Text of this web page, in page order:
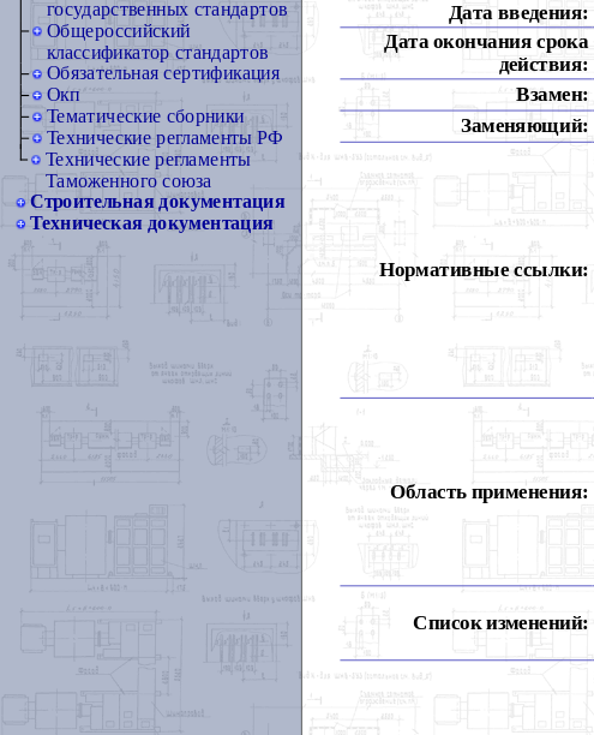
государственных стандартов
Общероссийский
классификатор стандартов
Обязательная сертификация
Окп
Тематические сборники
Технические регламенты РФ
Технические регламенты
Таможенного союза
Строительная документация
Техническая документация
Дата введения:
Дата окончания срока
действия:
Взамен:
Заменяющий:
Нормативные ссылки:
Область применения:
Список изменений: